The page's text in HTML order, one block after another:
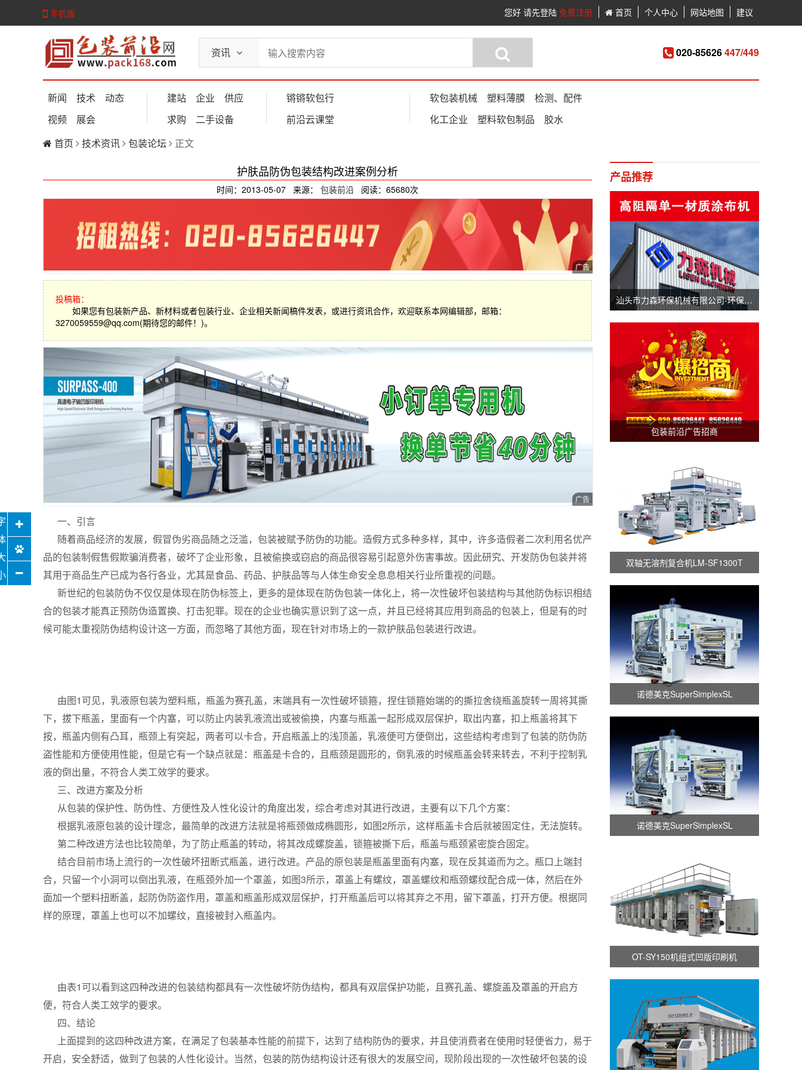
手机版 您好 请先登陆 免费注册 首页 个人中心 网站地图 建议
资讯 020-85626447/449
新闻 技术
动态
视频
展会
建站 企业
供应
求购
二手设备
锵锵软包行
前沿云课堂
软包装机械 塑料薄膜
检测、配件
化工企业
塑料软包制品
胶水
首页
技术资讯 包装论坛 正文
护肤品防伪包装结构改进案例分析
时间：2013-05-07 来源： 包装前沿 阅读：65680次
投稿箱：
如果您有包装新产品、新材料或者包装行业、企业相关新闻稿件发表，或进行资讯合作，欢迎联系本网编辑部，邮箱：
3270059559@qq.com(期待您的邮件！)。
一、引言
随着商品经济的发展，假冒伪劣商品随之泛滥，包装被赋予防伪的功能。造假方式多种多样，其中，许多造假者二次利用名优产
品的包装制假售假欺骗消费者，破坏了企业形象，且被偷换或窃启的商品很容易引起意外伤害事故。因此研究、开发防伪包装并将
其用于商品生产已成为各行各业，尤其是食品、药品、护肤品等与人体生命安全息息相关行业所重视的问题。
新世纪的包装防伪不仅仅是体现在防伪标签上，更多的是体现在防伪包装一体化上，将一次性破坏包装结构与其他防伪标识相结
合的包装才能真正预防伪造置换、打击犯罪。现在的企业也确实意识到了这一点，并且已经将其应用到商品的包装上，但是有的时
候可能太重视防伪结构设计这一方面，而忽略了其他方面，现在针对市场上的一款护肤品包装进行改进。
由图1可见，乳液原包装为塑料瓶，瓶盖为赛孔盖，末端具有一次性破坏锁箍，捏住锁箍始端的的撕拉舍绕瓶盖旋转一周将其撕
下，拔下瓶盖，里面有一个内塞，可以防止内装乳液流出或被偷换，内塞与瓶盖一起形成双层保护，取出内塞，扣上瓶盖将其下
按，瓶盖内侧有凸耳，瓶颈上有突起，两者可以卡合，开启瓶盖上的浅顶盖，乳液便可方便倒出，这些结构考虑到了包装的防伪防
盗性能和方便使用性能，但是它有一个缺点就是：瓶盖是卡合的，且瓶颈是圆形的，倒乳液的时候瓶盖会转来转去，不利于控制乳
液的倒出量，不符合人类工效学的要求。
三、改进方案及分析
从包装的保护性、防伪性、方便性及人性化设计的角度出发，综合考虑对其进行改进，主要有以下几个方案：
根据乳液原包装的设计理念，最简单的改进方法就是将瓶颈做成椭圆形，如图2所示，这样瓶盖卡合后就被固定住，无法旋转。
第二种改进方法也比较简单，为了防止瓶盖的转动，将其改成螺旋盖，锁箍被撕下后，瓶盖与瓶颈紧密旋合固定。
结合目前市场上流行的一次性破坏扭断式瓶盖，进行改进。产品的原包装是瓶盖里面有内塞，现在反其道而为之。瓶口上端封
合，只留一个小洞可以倒出乳液，在瓶颈外加一个罩盖，如图3所示，罩盖上有螺纹，罩盖螺纹和瓶颈螺纹配合成一体，然后在外
面加一个塑料扭断盖，起防伪防盗作用，罩盖和瓶盖形成双层保护，打开瓶盖后可以将其弃之不用，留下罩盖，打开方便。根据同
样的原理，罩盖上也可以不加螺纹，直接被封入瓶盖内。
由表1可以看到这四种改进的包装结构都具有一次性破坏防伪结构，都具有双层保护功能，且赛孔盖、螺旋盖及罩盖的开启方
便，符合人类工效学的要求。
四、结论
上面提到的这四种改进方案，在满足了包装基本性能的前提下，达到了结构防伪的要求，并且使消费者在使用时轻便省力，易于
开启，安全舒适，做到了包装的人性化设计。当然，包装的防伪结构设计还有很大的发展空间，现阶段出现的一次性破坏包装的设
产品推荐
汕头市力森环保机械有限公司-环保分切机-汕头涂布机
包装前沿广告招商
双轴无溶剂复合机LM-SF1300T
诺德美克SuperSimplexSL
诺德美克SuperSimplexSL
OT-SY150机组式凹版印刷机